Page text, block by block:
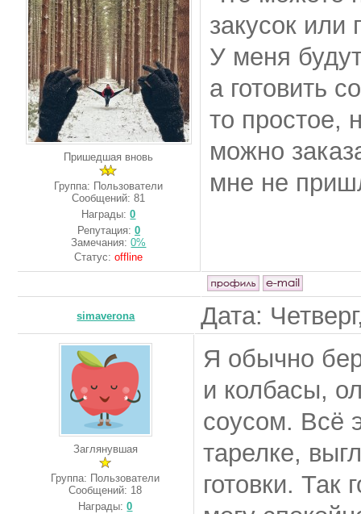
Пришедшая вновь
Группа: Пользователи
Сообщений:81
Награды:0
Репутация: 0
Замечания:0%
Статус:offline
закусок или
У меня
а готовить
то простое,
можно
мне не
simaverona Дата:
Заглянувшая
Группа: Пользователи
Сообщений: 18
Награды:0
Я обычно
и колбасы,
соусом. Всё
тарелке,
готовки. Так